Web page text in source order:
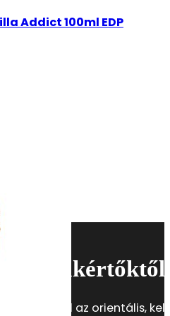
Addict 100ml EDP
a szakértőktől
és fedezd fel az orientális,